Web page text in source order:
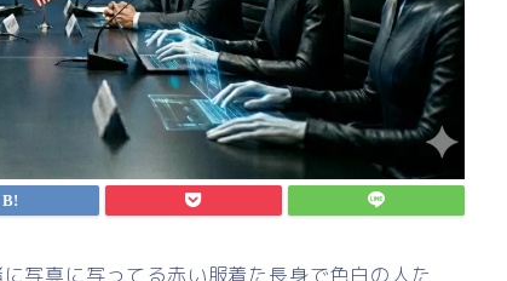
写真に写ってる赤い服着た長身で色白の人た